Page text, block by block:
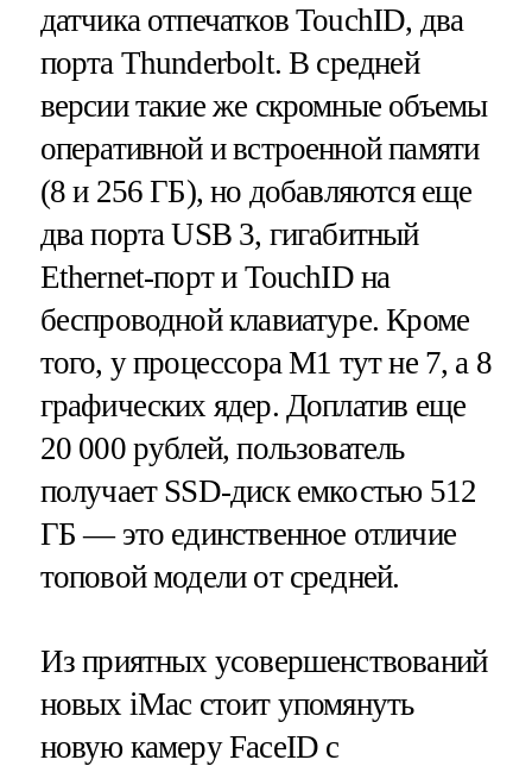
датчика отпечатков TouchID, два
порта Thunderbolt. В средней
версии такие же скромные объемы
оперативной и встроенной памяти
(8 и 256 ГБ), но добавляются еще
два порта USB 3, гигабитный
Ethernet-порт и TouchID на
беспроводной клавиатуре. Кроме
того, у процессора M1 тут не 7, а 8
графических ядер. Доплатив еще
20 000 рублей, пользователь
получает SSD-диск емкостью 512
ГБ — это единственное отличие
топовой модели от средней.
Из приятных усовершенствований
новых iMac стоит упомянуть
новую камеру FaceID с